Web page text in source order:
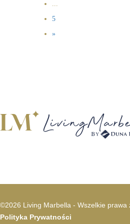
...
5
»
©2026 Living Marbella - Wszelkie
Polityka Prywatności